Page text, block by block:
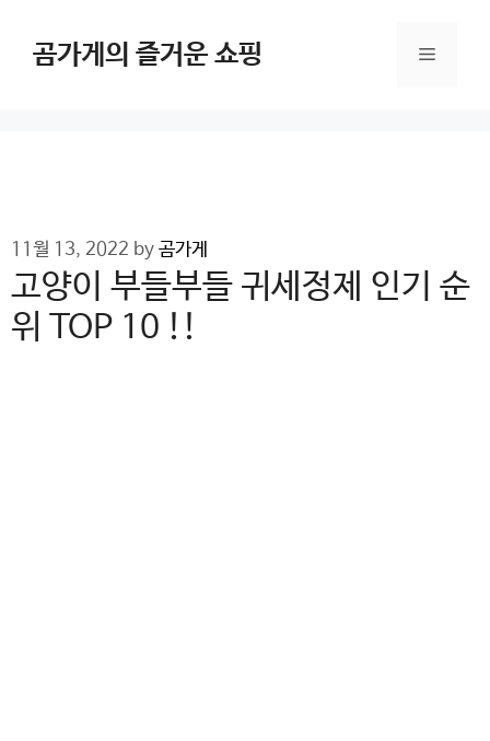
content곰가게의 즐거운 쇼핑 Menu
11월 13, 2022 by 곰가게
고양이 부들부들 귀세정제 인기 순
위 TOP 10 !!